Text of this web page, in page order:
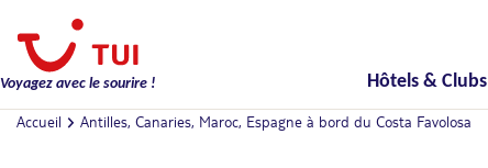
Voyagez avec le sourire ! Hôtels & Clubs
Accueil Antilles, Canaries, Maroc, Espagne à bord du Costa Favolosa